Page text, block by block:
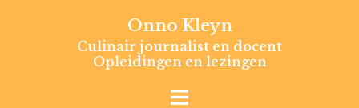
Onno Kleyn
Culinair journalist en docent
Opleidingen en lezingen